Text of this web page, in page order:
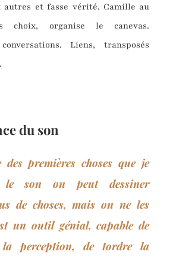
autres et fasse vérité. Camille au
organise le canevas.
Liens, transposés
du son
des premières choses que je
le son on peut dessiner
de choses, mais on ne les
un outil génial, capable de
la perception, de tordre la